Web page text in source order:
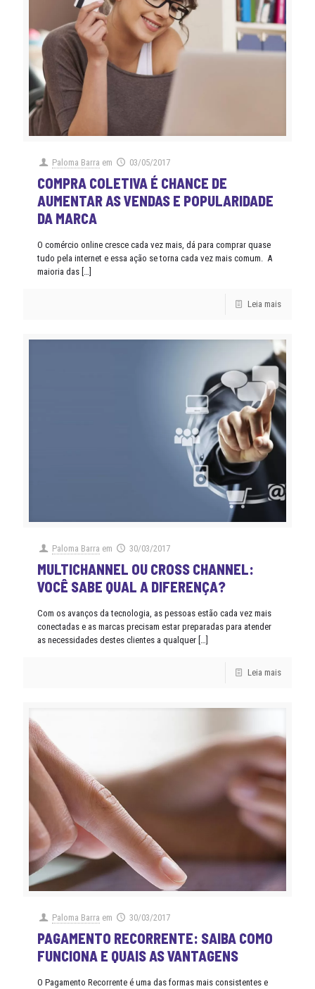
Paloma Barra em 03/05/2017
COMPRA COLETIVA É CHANCE DE
AUMENTAR AS VENDAS E POPULARIDADE
DA MARCA
O comércio online cresce cada vez mais, dá para comprar quase
tudo pela internet e essa ação se torna cada vez mais comum. A
maioria das […]
Leia mais
Paloma Barra em 30/03/2017
MULTICHANNEL OU CROSS CHANNEL:
VOCÊ SABE QUAL A DIFERENÇA?
Com os avanços da tecnologia, as pessoas estão cada vez mais
conectadas e as marcas precisam estar preparadas para atender
as necessidades destes clientes a qualquer […]
Leia mais
Paloma Barra em 30/03/2017
PAGAMENTO RECORRENTE: SAIBA COMO
FUNCIONA E QUAIS AS VANTAGENS
O Pagamento Recorrente é uma das formas mais consistentes e